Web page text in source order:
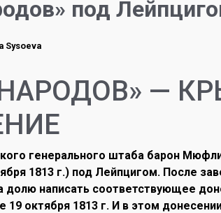
под
Sysoeva
—
генерального штаба барон
1813 г.) под Лейпцигом. После
написать соответствующее
19 октября 1813 г. И в этом